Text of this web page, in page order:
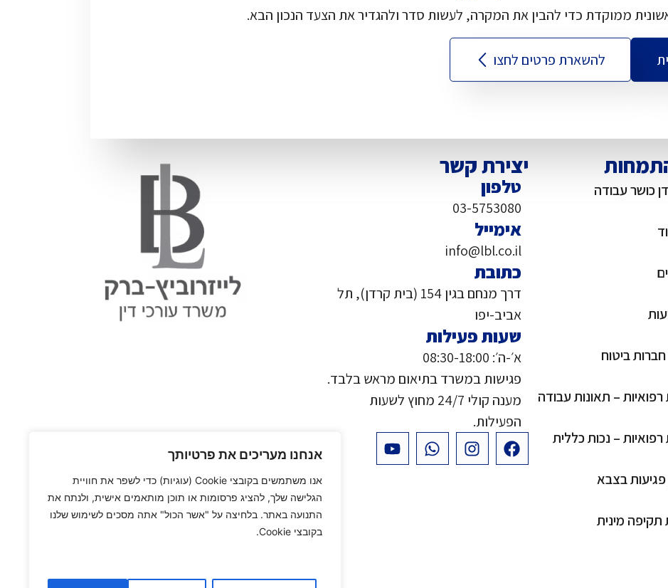
אנחנו מעריכים את פרטיותך
אנו משתמשים בקובצי Cookie (עוגיות) כדי לשפר את חוויית
הגלישה שלך, להציג פרסומות או תוכן מותאמים אישית, ולנתח את
התנועה באתר. בלחיצה על "אשר הכול" אתה מסכים לשימוש שלנו
בקובצי Cookie.
ממוקדת כדי להבין את המקרה, לעשות סדר ולהגדיר את הצעד הנכון הבא.
להשארת פרטים לחצו
כושר עבודה
ביטוח
רפואיות – תאונות עבודה
רפואיות – נכות כללית
פגיעות בצבא
תקיפה מינית
יצירת קשר
טלפון
03-5753080
אימייל
info@lbl.co.il
כתובת
דרך מנחם בגין 154 (בית קרדן), תל
אביב-יפו
שעות פעילות
א׳-ה׳: 08:30-18:00
פגישות במשרד בתיאום מראש בלבד.
מענה קולי 24/7 מחוץ לשעות
הפעילות.